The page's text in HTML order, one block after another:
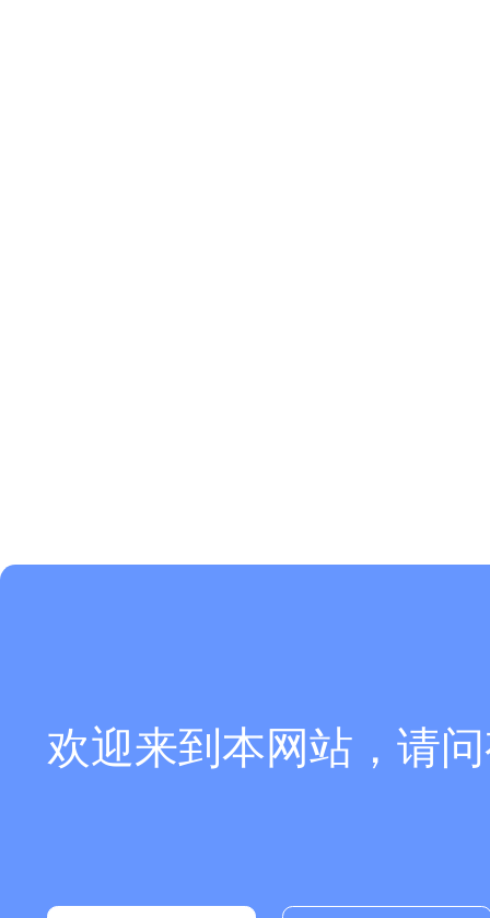
欢迎来到本网站，请